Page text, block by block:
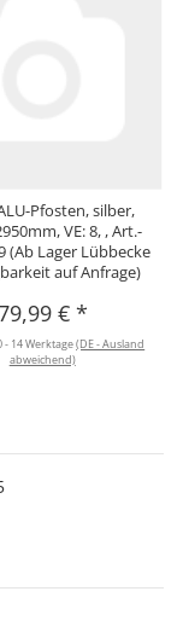
Pfosten, silber,
VE: 8, , Art.-
(Ab Lager Lübbecke
auf Anfrage)
€ *
- 14 Werktage(DE - Ausland
abweichend)